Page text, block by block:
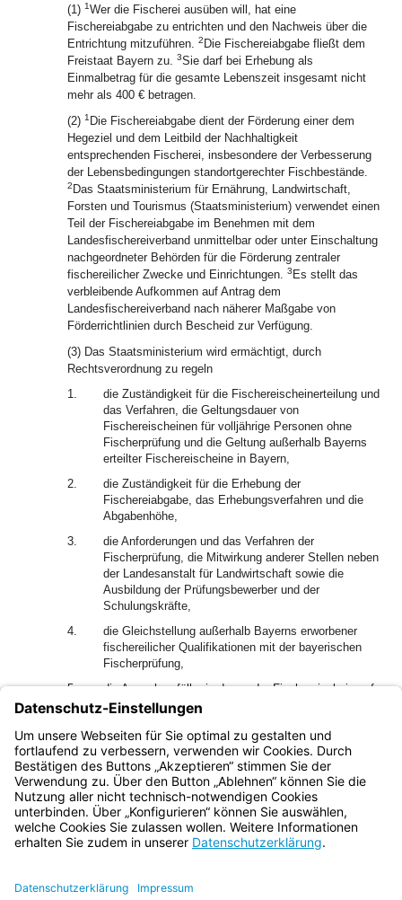
(1) 1Wer die Fischerei ausüben will, hat eine
Fischereiabgabe zu entrichten und den Nachweis über die
Entrichtung mitzuführen. 2 Die Fischereiabgabe fließt dem
Freistaat Bayern zu. 3Sie darf bei Erhebung als
Einmalbetrag für die gesamte Lebenszeit insgesamt nicht
mehr als 400 € betragen.
(2) 1 Die Fischereiabgabe dient der Förderung einer dem
Hegeziel und dem Leitbild der Nachhaltigkeit
entsprechenden Fischerei, insbesondere der Verbesserung
der Lebensbedingungen standortgerechter Fischbestände.
2 Das Staatsministerium für Ernährung, Landwirtschaft,
Forsten und Tourismus (Staatsministerium) verwendet einen
Teil der Fischereiabgabe im Benehmen mit dem
Landesfischereiverband unmittelbar oder unter Einschaltung
nachgeordneter Behörden für die Förderung zentraler
fischereilicher Zwecke und Einrichtungen. 3 Es stellt das
verbleibende Aufkommen auf Antrag dem
Landesfischereiverband nach näherer Maßgabe von
Förderrichtlinien durch Bescheid zur Verfügung.
(3) Das Staatsministerium wird ermächtigt, durch
Rechtsverordnung zu regeln
1.
die Zuständigkeit für die Fischereischeinerteilung und
das Verfahren, die Geltungsdauer von
Fischereischeinen für volljährige Personen ohne
Fischerprüfung und die Geltung außerhalb Bayerns
erteilter Fischereischeine in Bayern,
2.
die Zuständigkeit für die Erhebung der
Fischereiabgabe, das Erhebungsverfahren und die
Abgabenhöhe,
3.
die Anforderungen und das Verfahren der
Fischerprüfung, die Mitwirkung anderer Stellen neben
der Landesanstalt für Landwirtschaft sowie die
Ausbildung der Prüfungsbewerber und der
Schulungskräfte,
4.
die Gleichstellung außerhalb Bayerns erworbener
fischereilicher Qualifikationen mit der bayerischen
Fischerprüfung,
5.
die Ausnahmefälle, in denen der Fischereischein auf
Lebenszeit ohne vorheriges Bestehen der
Fischerprüfung erteilt werden kann,
6.
die Einrichtung eines Fischereiregisters.
Bayern.de
BayernPortal
Impressum